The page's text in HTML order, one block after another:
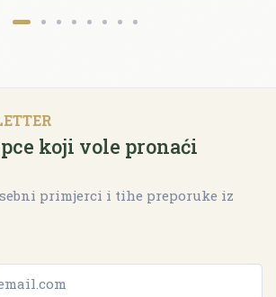
koji vole pronaći
primjerci i tihe preporuke iz